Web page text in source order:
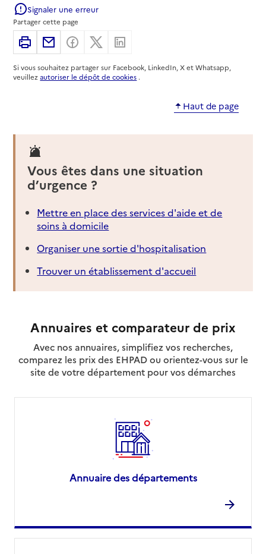
02 48 23 72 00
Contact
Rapport HAS
Mis à jour le : 30/04/2026
Signaler une erreur
Partager cette page
ImprimerPartager par email
Partager sur Facebook
Partager sur X
Si vous souhaitez partager sur Facebook, LinkedIn, X et Whatsapp,
veuillezautoriser le dépôt de cookies .
Haut de page
Vous êtes dans une situation
d’urgence ?
Mettre en place des services d'aide et de
soins à domicile
Organiser une sortie d'hospitalisation
Trouver un établissement d'accueil
Annuaires et comparateur de prix
Avec nos annuaires, simplifiez vos recherches,
comparez les prix des EHPAD ou orientez-vous sur le
site de votre département pour vos démarches
Annuaire des départements